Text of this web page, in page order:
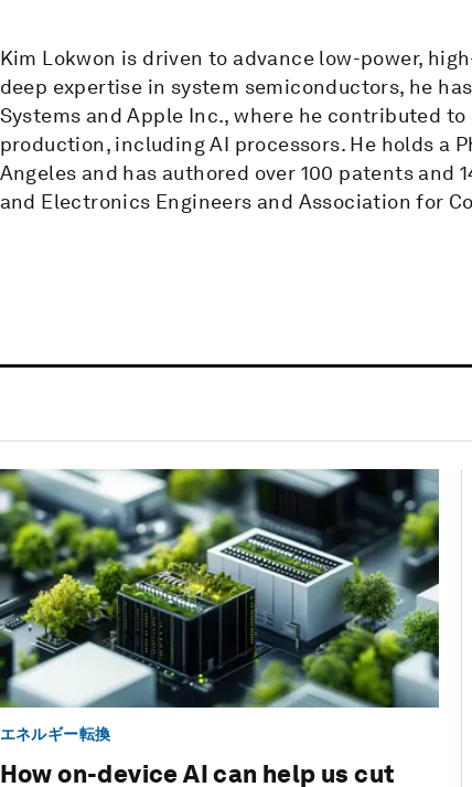
Kim Lokwon is driven to advance low-power,
deep expertise in system semiconductors, he
Systems and Apple Inc., where he contributed
production, including AI processors. He holds a
Angeles and has authored over 100 patents
and Electronics Engineers and Association for
エネルギー転換
How on-device AI can help us cut